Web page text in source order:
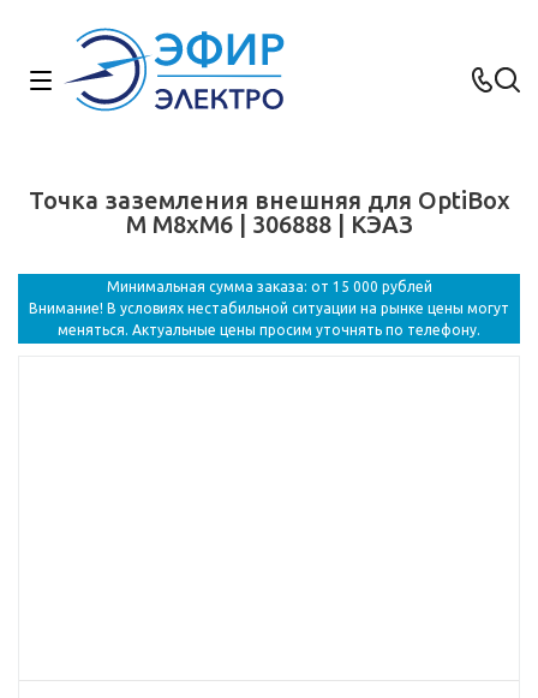
Точка заземления внешняя для OptiBox
M М8хМ6 | 306888 | КЭАЗ
Минимальная сумма заказа: от 15 000 рублей
Внимание! В условиях нестабильной ситуации на рынке цены могут
меняться. Актуальные цены просим уточнять по телефону.